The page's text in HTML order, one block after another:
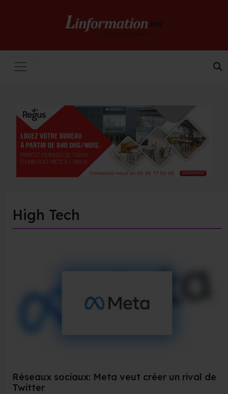
High Tech
Réseaux sociaux: Meta veut créer un rival de
Twitter